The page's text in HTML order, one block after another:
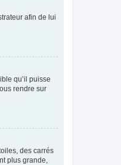
afin de lui
qu’il puisse
rendre sur
des carrés
plus grande,